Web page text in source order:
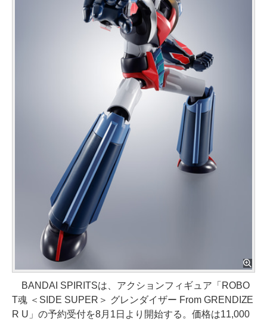
BANDAI SPIRITSは、アクションフィギュア「ROBO
T魂 ＜SIDE SUPER＞ グレンダイザー From GRENDIZE
R U」の予約受付を8月1日より開始する。価格は11,000